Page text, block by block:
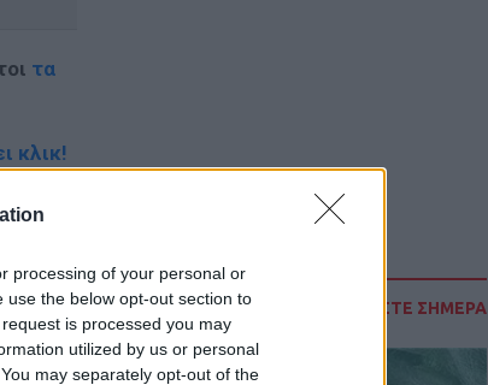
processing of your personal or
the below opt-out section to
is processed you may
utilized by us or personal
may separately opt-out of the
ΔΙΑΒΑΣΤΕ ΣΗΜΕΡΑ
τα
κλικ!